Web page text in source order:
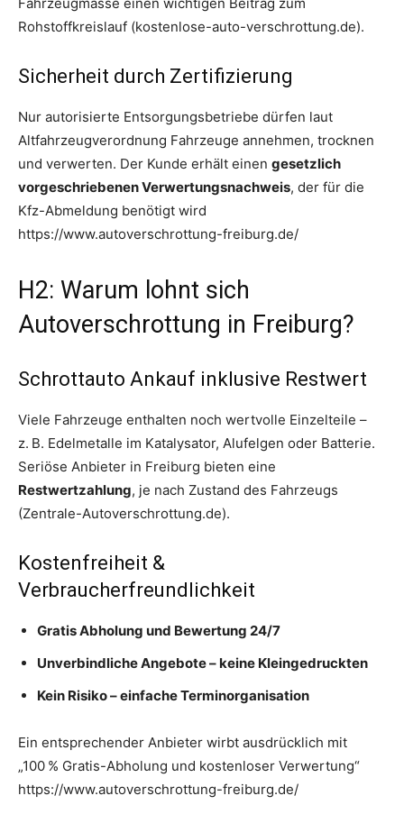
Rohstoffkreislauf (kostenlose-auto-verschrottung.de).
Sicherheit durch Zertifizierung
Nur autorisierte Entsorgungsbetriebe dürfen laut
Altfahrzeugverordnung Fahrzeuge annehmen, trocknen
und verwerten. Der Kunde erhält einen gesetzlich
vorgeschriebenen Verwertungsnachweis, der für die
Kfz-Abmeldung benötigt wird
https://www.autoverschrottung-freiburg.de/
H2: Warum lohnt sich
Autoverschrottung in Freiburg?
Schrottauto Ankauf inklusive Restwert
Viele Fahrzeuge enthalten noch wertvolle Einzelteile –
z. B. Edelmetalle im Katalysator, Alufelgen oder Batterie.
Seriöse Anbieter in Freiburg bieten eine
Restwertzahlung, je nach Zustand des Fahrzeugs
(Zentrale-Autoverschrottung.de).
Kostenfreiheit &
Verbraucherfreundlichkeit
Gratis Abholung und Bewertung 24/7
Unverbindliche Angebote – keine Kleingedruckten
Kein Risiko – einfache Terminorganisation
Ein entsprechender Anbieter wirbt ausdrücklich mit
„100 % Gratis-Abholung und kostenloser Verwertung“
https://www.autoverschrottung-freiburg.de/